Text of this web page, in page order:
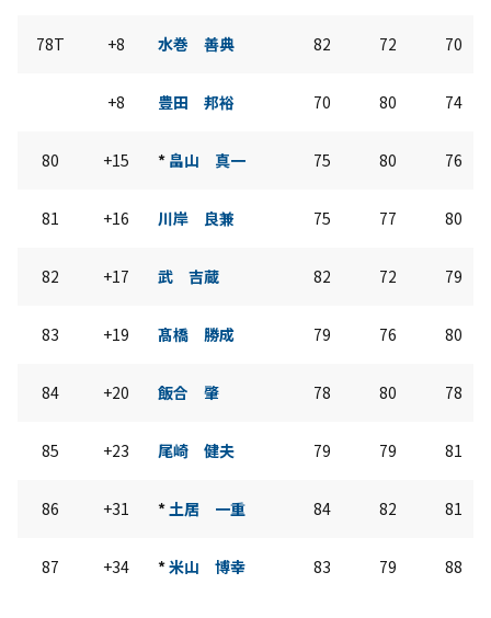
78T +8 水巻 善典 82 72 70
+8 豊田 邦裕 70 80 74
80 +15 * 畠山 真一 75 80 76
81 +16 川岸 良兼 75 77 80
82 +17 武 吉蔵 82 72 79
83 +19 髙橋 勝成 79 76 80
84 +20 飯合 肇 78 80 78
85 +23 尾崎 健夫 79 79 81
86 +31 *土居 一重 84 82 81
87 +34 *米山 博幸 83 79 88